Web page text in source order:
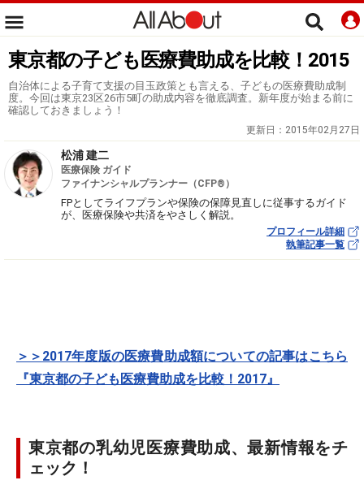
東京都の子ども医療費助成を比較！2015
自治体による子育て支援の目玉政策とも言える、子どもの医療費助成制
度。今回は東京23区26市5町の助成内容を徹底調査。新年度が始まる前に
確認しておきましょう！
更新日： 2015年02月27日
松浦 建二
医療保険 ガイド
ファイナンシャルプランナー（CFP®）
FPとしてライフプランや保険の保障見直しに従事するガイド
が、医療保険や共済をやさしく解説。
プロフィール詳細
執筆記事一覧
＞＞2017年度版の医療費助成額についての記事はこちら
『東京都の子ども医療費助成を比較！2017』
東京都の乳幼児医療費助成、最新情報をチ
ェック！